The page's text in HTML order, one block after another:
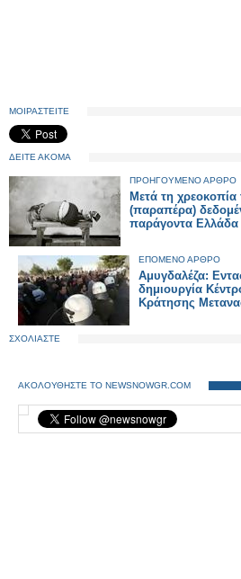
ΜΟΙΡΑΣΤΕΙΤΕ
ΔΕΙΤΕ ΑΚΟΜΑ
ΠΡΟΗΓΟΥΜΕΝΟ ΑΡΘΡΟ
Μετά τη χρεοκοπία
(παραπέρα)
παράγοντα Ελλάδα
ΕΠΟΜΕΝΟ ΑΡΘΡΟ
Αμυγδαλέζα:
δημιουργία
Κράτησης
ΣΧΟΛΙΑΣΤΕ
ΑΚΟΛΟΥΘΗΣΤΕ ΤΟ NEWSNOWGR.COM